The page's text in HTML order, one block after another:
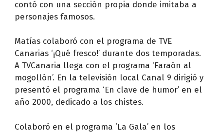
contó con una sección propia donde imitaba a
personajes famosos.
Matías colaboró con el programa de TVE
Canarias ‘¡Qué fresco!’ durante dos temporadas.
A TVCanaria llega con el programa ‘Faraón al
mogollón’. En la televisión local Canal 9 dirigió y
presentó el programa ‘En clave de humor’ en el
año 2000, dedicado a los chistes.
Colaboró en el programa ‘La Gala’ en los